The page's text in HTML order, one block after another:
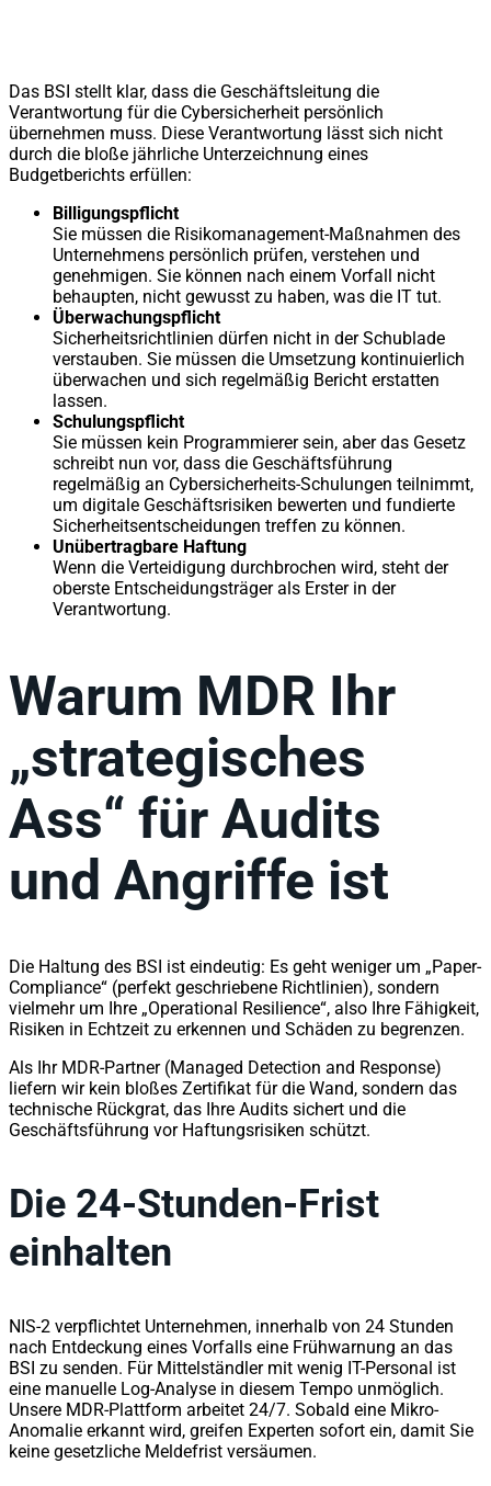
Das BSI stellt klar, dass die Geschäftsleitung die
Verantwortung für die Cybersicherheit persönlich
übernehmen muss. Diese Verantwortung lässt sich nicht
durch die bloße jährliche Unterzeichnung eines
Budgetberichts erfüllen:
Billigungspflicht
Sie müssen die Risikomanagement-Maßnahmen des
Unternehmens persönlich prüfen, verstehen und
genehmigen. Sie können nach einem Vorfall nicht
behaupten, nicht gewusst zu haben, was die IT tut.
Überwachungspflicht
Sicherheitsrichtlinien dürfen nicht in der Schublade
verstauben. Sie müssen die Umsetzung kontinuierlich
überwachen und sich regelmäßig Bericht erstatten
lassen.
Schulungspflicht
Sie müssen kein Programmierer sein, aber das Gesetz
schreibt nun vor, dass die Geschäftsführung
regelmäßig an Cybersicherheits-Schulungen teilnimmt,
um digitale Geschäftsrisiken bewerten und fundierte
Sicherheitsentscheidungen treffen zu können.
Unübertragbare Haftung
Wenn die Verteidigung durchbrochen wird, steht der
oberste Entscheidungsträger als Erster in der
Verantwortung.
Warum MDR Ihr
„strategisches
Ass“ für Audits
und Angriffe ist
Die Haltung des BSI ist eindeutig: Es geht weniger um „Paper-
Compliance“ (perfekt geschriebene Richtlinien), sondern
vielmehr um Ihre „Operational Resilience“, also Ihre Fähigkeit,
Risiken in Echtzeit zu erkennen und Schäden zu begrenzen.
Als Ihr MDR-Partner (Managed Detection and Response)
liefern wir kein bloßes Zertifikat für die Wand, sondern das
technische Rückgrat, das Ihre Audits sichert und die
Geschäftsführung vor Haftungsrisiken schützt.
Die 24-Stunden-Frist
einhalten
NIS-2 verpflichtet Unternehmen, innerhalb von 24 Stunden
nach Entdeckung eines Vorfalls eine Frühwarnung an das
BSI zu senden. Für Mittelständler mit wenig IT-Personal ist
eine manuelle Log-Analyse in diesem Tempo unmöglich.
Unsere MDR-Plattform arbeitet 24/7. Sobald eine Mikro-
Anomalie erkannt wird, greifen Experten sofort ein, damit Sie
keine gesetzliche Meldefrist versäumen.